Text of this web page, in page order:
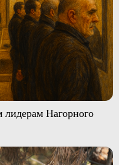
Нагорного